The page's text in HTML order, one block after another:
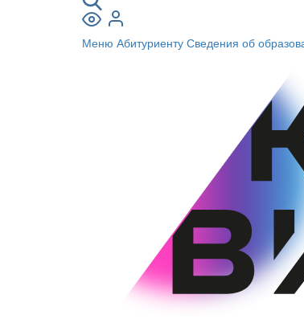
Меню Абитуриенту Сведения об